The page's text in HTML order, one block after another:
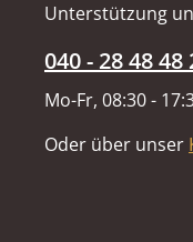
Unterstützung
040 - 28 48 48
Mo-Fr, 08:30 -
Oder über unser